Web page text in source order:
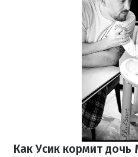
Как Усик кормит